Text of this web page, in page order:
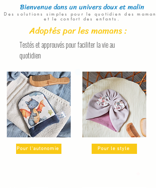
Bienvenue dans un univers doux et malin
Des solutions simples pour le quotidien des mamans
et le confort des enfants.
Adoptés par les mamans :
Testés et approuvés pour faciliter la vie au
quotidien
Pour l'autonomie Pour le style